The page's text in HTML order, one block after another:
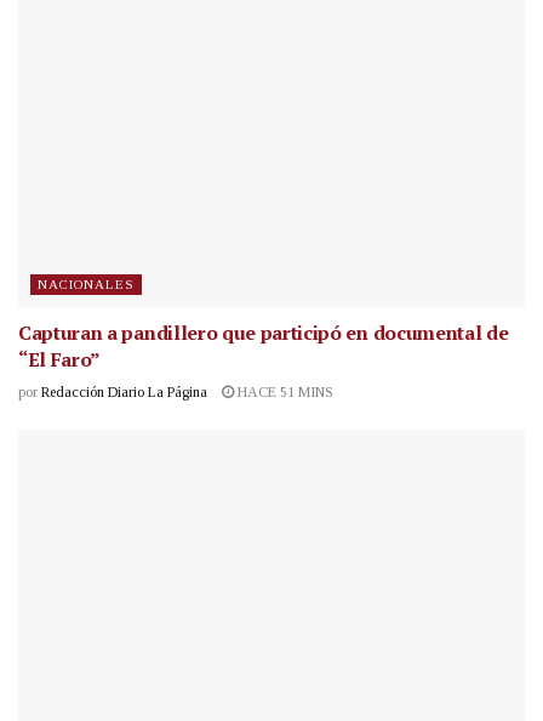
NACIONALES
Capturan a pandillero que participó en documental de
“El Faro”
por Redacción Diario La Página HACE 51 MINS